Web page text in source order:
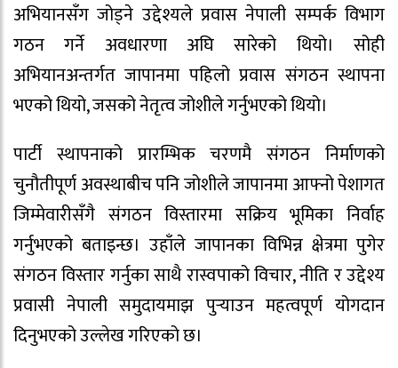
अभियानसँग जोड्ने उद्देश्यले प्रवास नेपाली सम्पर्क विभाग
गठन गर्ने अवधारणा अघि सारेको थियो। सोही
अभियानअन्तर्गत जापानमा पहिलो प्रवास संगठन स्थापना
भएको थियो, जसको नेतृत्व जोशीले गर्नुभएको थियो।
पार्टी स्थापनाको प्रारम्भिक चरणमै संगठन निर्माणको
चुनौतीपूर्ण अवस्थाबीच पनि जोशीले जापानमा आफ्नो पेशागत
जिम्मेवारीसँगै संगठन विस्तारमा सक्रिय भूमिका निर्वाह
गर्नुभएको बताइन्छ। उहाँले जापानका विभिन्न क्षेत्रमा पुगेर
संगठन विस्तार गर्नुका साथै रास्वपाको विचार, नीति र उद्देश्य
प्रवासी नेपाली समुदायमाझ पुर्‍याउन महत्वपूर्ण योगदान
दिनुभएको उल्लेख गरिएको छ।